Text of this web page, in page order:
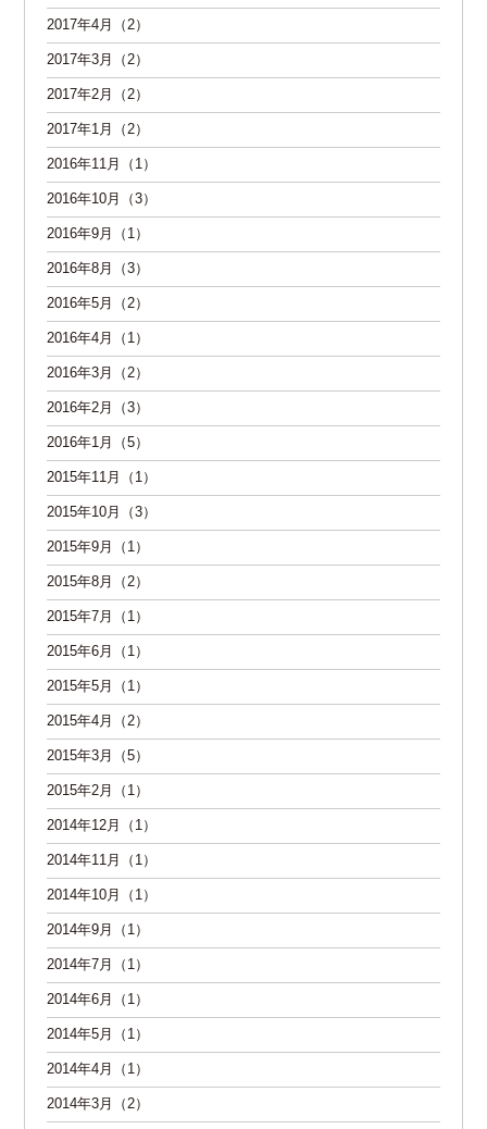
2017年4月（2）
2017年3月（2）
2017年2月（2）
2017年1月（2）
2016年11月（1）
2016年10月（3）
2016年9月（1）
2016年8月（3）
2016年5月（2）
2016年4月（1）
2016年3月（2）
2016年2月（3）
2016年1月（5）
2015年11月（1）
2015年10月（3）
2015年9月（1）
2015年8月（2）
2015年7月（1）
2015年6月（1）
2015年5月（1）
2015年4月（2）
2015年3月（5）
2015年2月（1）
2014年12月（1）
2014年11月（1）
2014年10月（1）
2014年9月（1）
2014年7月（1）
2014年6月（1）
2014年5月（1）
2014年4月（1）
2014年3月（2）